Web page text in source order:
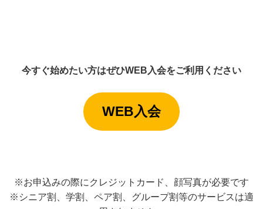
今すぐ始めたい方はぜひWEB入会をご利用ください
WEB入会
※お申込みの際にクレジットカード、顔写真が必要です
※シニア割、学割、ペア割、グループ割等のサービスは適